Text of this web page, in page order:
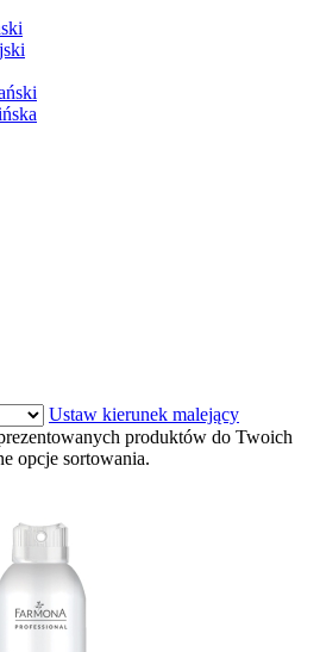
Ustaw kierunek malejący
produktów do Twoich
opcje sortowania.